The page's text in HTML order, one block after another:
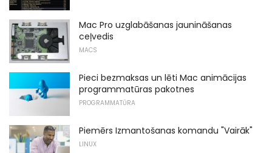
Mac Pro uzglabāšanas jaunināšanas
ceļvedis
MACS
Pieci bezmaksas un lēti Mac animācijas
programmatūras pakotnes
PROGRAMMATŪRA
Piemērs Izmantošanas komandu "Vairāk"
LINUX